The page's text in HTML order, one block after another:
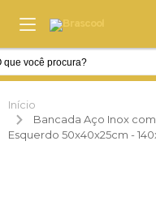
Início
Bancada Aço Inox
Esquerdo 50x40x25cm -